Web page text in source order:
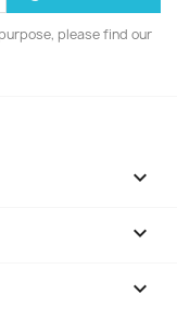
please find our


